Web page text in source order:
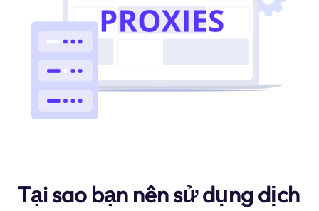
Tại sao bạn nên sử dụng dịch